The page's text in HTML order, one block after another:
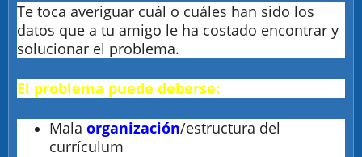
Te toca averiguar cuál o cuáles han sido los
datos que a tu amigo le ha costado encontrar y
solucionar el problema.
El problema puede deberse:
Mala organización/estructura del
currículum